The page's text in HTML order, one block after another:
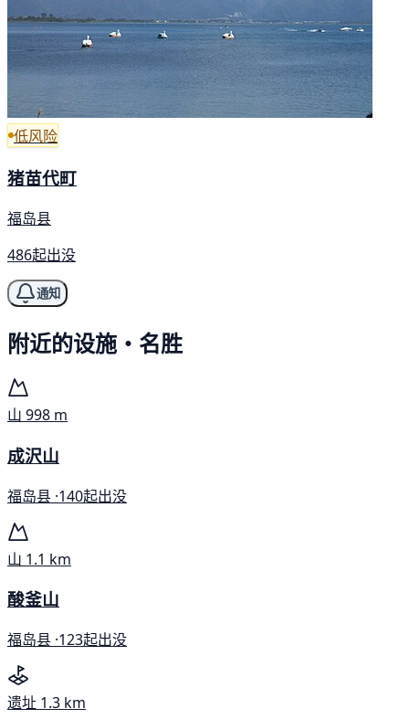
低风险
猪苗代町
福岛县
486起出没
通知
附近的设施・名胜
山 998 m
成沢山
福岛县 ·140起出没
山 1.1 km
酸釜山
福岛县 ·123起出没
遗址 1.3 km